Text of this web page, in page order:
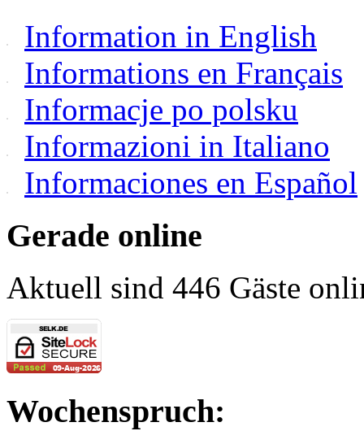
Information in English
Informations en Français
Informacje po polsku
Informazioni in Italiano
Informaciones en Español
Gerade online
Aktuell sind 446 Gäste
Wochenspruch: